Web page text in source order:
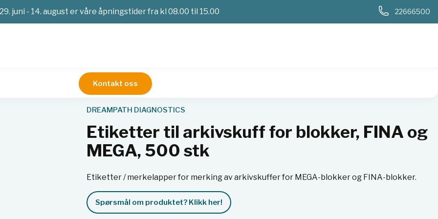
29. juni - 14. august er våre åpningstider fra kl 08.00 til 15.00 22666500
Kontakt oss
Etiketter til arkivskuff for blokker, FINA og MEGA, 500 stk
DREAMPATH DIAGNOSTICS
Etiketter til arkivskuff for blokker, FINA og
MEGA, 500 stk
Etiketter / merkelapper for merking av arkivskuffer for MEGA-blokker og FINA-blokker.
Spørsmål om produktet? Klikk her!